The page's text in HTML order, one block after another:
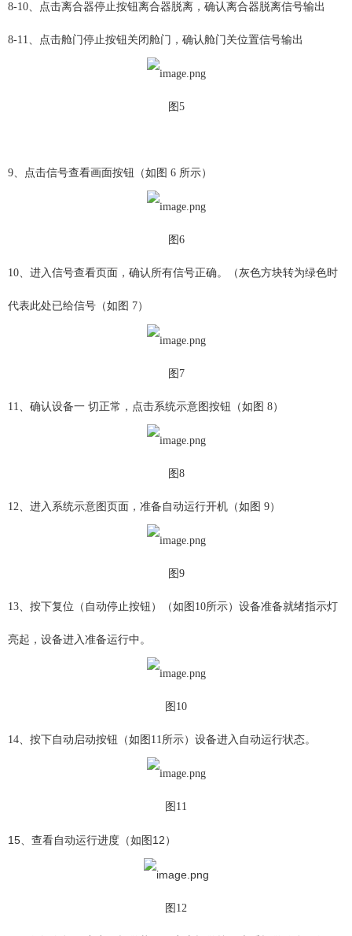
8-10、点击离合器停止按钮离合器脱离，确认离合器脱离信号输出
8-11、点击舱门停止按钮关闭舱门，确认舱门关位置信号输出
图5
9、点击信号查看画面按钮（如图 6 所示）
图6
10、进入信号查看页面，确认所有信号正确。（灰色方块转为绿色时
代表此处已给信号（如图 7）
图7
11、确认设备一 切正常，点击系统示意图按钮（如图 8）
图8
12、进入系统示意图页面，准备自动运行开机（如图 9）
图9
13、按下复位（自动停止按钮）（如图10所示）设备准备就绪指示灯
亮起，设备进入准备运行中。
图10
14、按下自动启动按钮（如图11所示）设备进入自动运行状态。
图11
15、查看自动运行进度（如图12）
图12